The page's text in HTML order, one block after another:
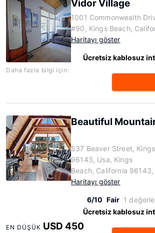
Vidor Village
1001 Commonwealth
#90, Kings Beach,
Haritayı göster
Ücretsiz kablosuz
Daha fazla bilgi için:
Beautiful
537 Beaver Street,
96143, Usa, Kings
Beach, California 96143,
Haritayı göster
6/10 Fair 1
Ücretsiz kablosuz
EN DÜŞÜK USD 450